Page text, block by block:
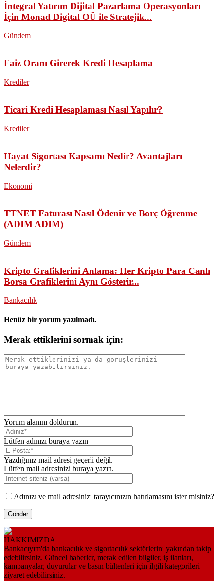
İntegral Yatırım Dijital Pazarlama Operasyonları
İçin Monad Digital OÜ ile Stratejik...
Gündem
Faiz Oranı Girerek Kredi Hesaplama
Krediler
Ticari Kredi Hesaplaması Nasıl Yapılır?
Krediler
Hayat Sigortası Kapsamı Nedir? Avantajları
Nelerdir?
Ekonomi
TTNET Faturası Nasıl Ödenir ve Borç Öğrenme
(ADIM ADIM)
Gündem
Kripto Grafiklerini Anlama: Her Kripto Para Canlı
Borsa Grafiklerini Aynı Gösterir...
Bankacılık
Henüz bir yorum yazılmadı.
Merak ettiklerini sormak için:
Yorum alanını doldurun.
Lütfen adınızı buraya yazın
Yazdığınız mail adresi geçerli değil.
Lütfen mail adresinizi buraya yazın.
Adınızı ve mail adresinizi tarayıcınızın hatırlamasını ister misiniz?
HAKKIMIZDA
Bankacıyım'da bankacılık ve sigortacılık sektörlerini yakından takip
edebilirsiniz. Güncel haberler, merak edilen bilgiler, iş ilanları,
kampanyalar, duyurular ve basın bültenleri için ilgili kategorileri
ziyaret edebilirsiniz.